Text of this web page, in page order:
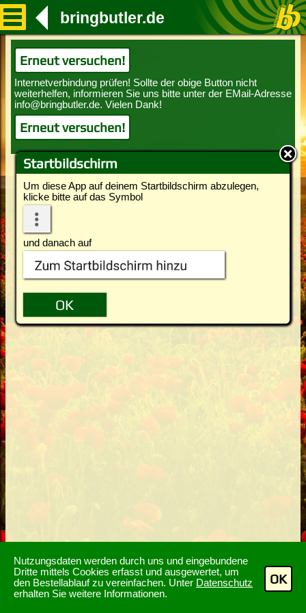
Nutzungsdaten werden durch uns und eingebundene
Dritte mittels Cookies erfasst und ausgewertet, um
den Bestellablauf zu vereinfachen. Unter Datenschutz
erhalten Sie weitere Informationen.
OK
Startbildschirm
Um diese App auf deinem Startbildschirm abzulegen,
klicke bitte auf das Symbol
und danach auf
bringbutler.de
Erneut versuchen!
Erneut versuchen!